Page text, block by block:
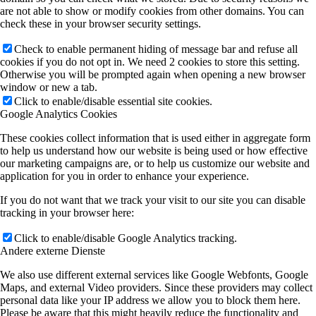
are not able to show or modify cookies from other domains. You can
check these in your browser security settings.
Check to enable permanent hiding of message bar and refuse all
cookies if you do not opt in. We need 2 cookies to store this setting.
Otherwise you will be prompted again when opening a new browser
window or new a tab.
Click to enable/disable essential site cookies.
Google Analytics Cookies
These cookies collect information that is used either in aggregate form
to help us understand how our website is being used or how effective
our marketing campaigns are, or to help us customize our website and
application for you in order to enhance your experience.
If you do not want that we track your visit to our site you can disable
tracking in your browser here:
Click to enable/disable Google Analytics tracking.
Andere externe Dienste
We also use different external services like Google Webfonts, Google
Maps, and external Video providers. Since these providers may collect
personal data like your IP address we allow you to block them here.
Please be aware that this might heavily reduce the functionality and